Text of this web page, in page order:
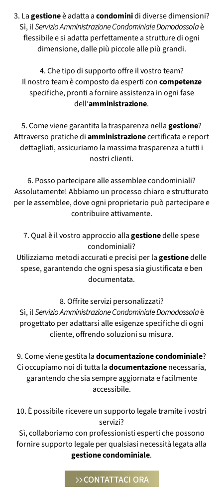
3. Lagestioneè adatta acondominidi diverse dimensioni?
Sì, ilServizio Amministrazione Condominiale Domodossolaè
flessibile e si adatta perfettamente a strutture di ogni
dimensione, dalle più piccole alle più grandi.
4. Che tipo di supporto offre il vostro team?
Il nostro team è composto da esperti concompetenze
specifiche, pronti a fornire assistenza in ogni fase
dell’amministrazione.
5. Come viene garantita la trasparenza nellagestione?
Attraverso pratiche diamministrazionecertificata e report
dettagliati, assicuriamo la massima trasparenza a tutti i
nostri clienti.
6. Posso partecipare alle assemblee condominiali?
Assolutamente! Abbiamo un processo chiaro e strutturato
per le assemblee, dove ogni proprietario può partecipare e
contribuire attivamente.
7. Qual è il vostro approccio allagestionedelle spese
condominiali?
Utilizziamo metodi accurati e precisi per lagestionedelle
spese, garantendo che ogni spesa sia giustificata e ben
documentata.
8. Offrite servizi personalizzati?
Sì, ilServizio Amministrazione Condominiale Domodossolaè
progettato per adattarsi alle esigenze specifiche di ogni
cliente, offrendo soluzioni su misura.
9. Come viene gestita ladocumentazionecondominiale?
Ci occupiamo noi di tutta ladocumentazionenecessaria,
garantendo che sia sempre aggiornata e facilmente
accessibile.
10. È possibile ricevere un supporto legale tramite i vostri
servizi?
Sì, collaboriamo con professionisti esperti che possono
fornire supporto legale per qualsiasi necessità legata alla
gestionecondominiale.
CONTATTACI ORA